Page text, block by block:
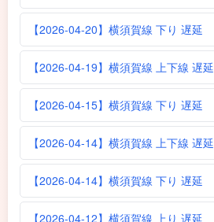
【2026-04-20】横須賀線 下り 遅延
【2026-04-19】横須賀線 上下線 遅延
【2026-04-15】横須賀線 下り 遅延
【2026-04-14】横須賀線 上下線 遅延
【2026-04-14】横須賀線 下り 遅延
【2026-04-12】横須賀線 上り 遅延